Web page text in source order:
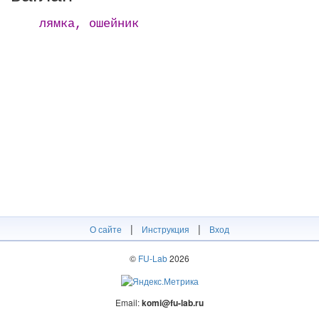
лямка, ошейник
О сайте | Инструкция | Вход
© FU-Lab2026
Email:komi@fu-lab.ru